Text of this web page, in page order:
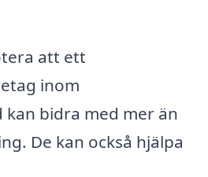
att ett
inom
bidra med mer än
De kan också hjälpa